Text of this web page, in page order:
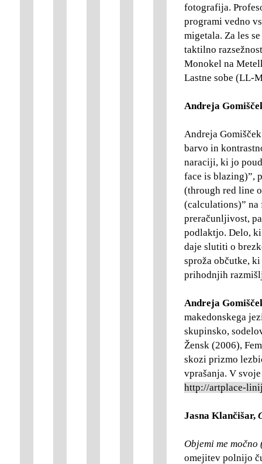
fotografija.
programi vedno
migetala. Za les
taktilno
Monokel na
Lastne sobe (LL-
Andreja
Andreja
barvo in
naraciji, ki jo
face is blazing)”,
(through red line
(calculations)”
preračunljivost,
podlaktjo. Delo,
daje slutiti o
sproža občutke,
prihodnjih
Andreja
makedonskega
skupinsko,
Žensk (2006),
skozi prizmo
vprašanja. V
http://artplace-
Jasna Klančišar,
Objemi me močno
omejitev polnijo